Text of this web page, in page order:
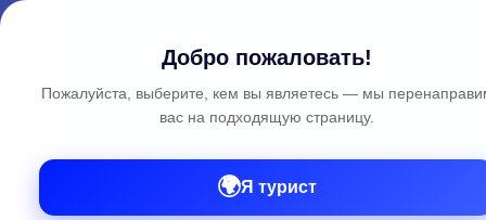
Добро пожаловать!
Пожалуйста, выберите, кем вы являетесь — мы
вас на подходящую страницу.
🌍Я турист